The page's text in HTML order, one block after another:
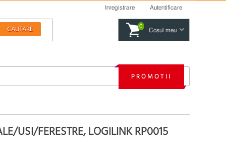
Inregistrare Autentificare
0
Cosul meu
PROMOTII
USI/FERESTRE, LOGILINK RP0015